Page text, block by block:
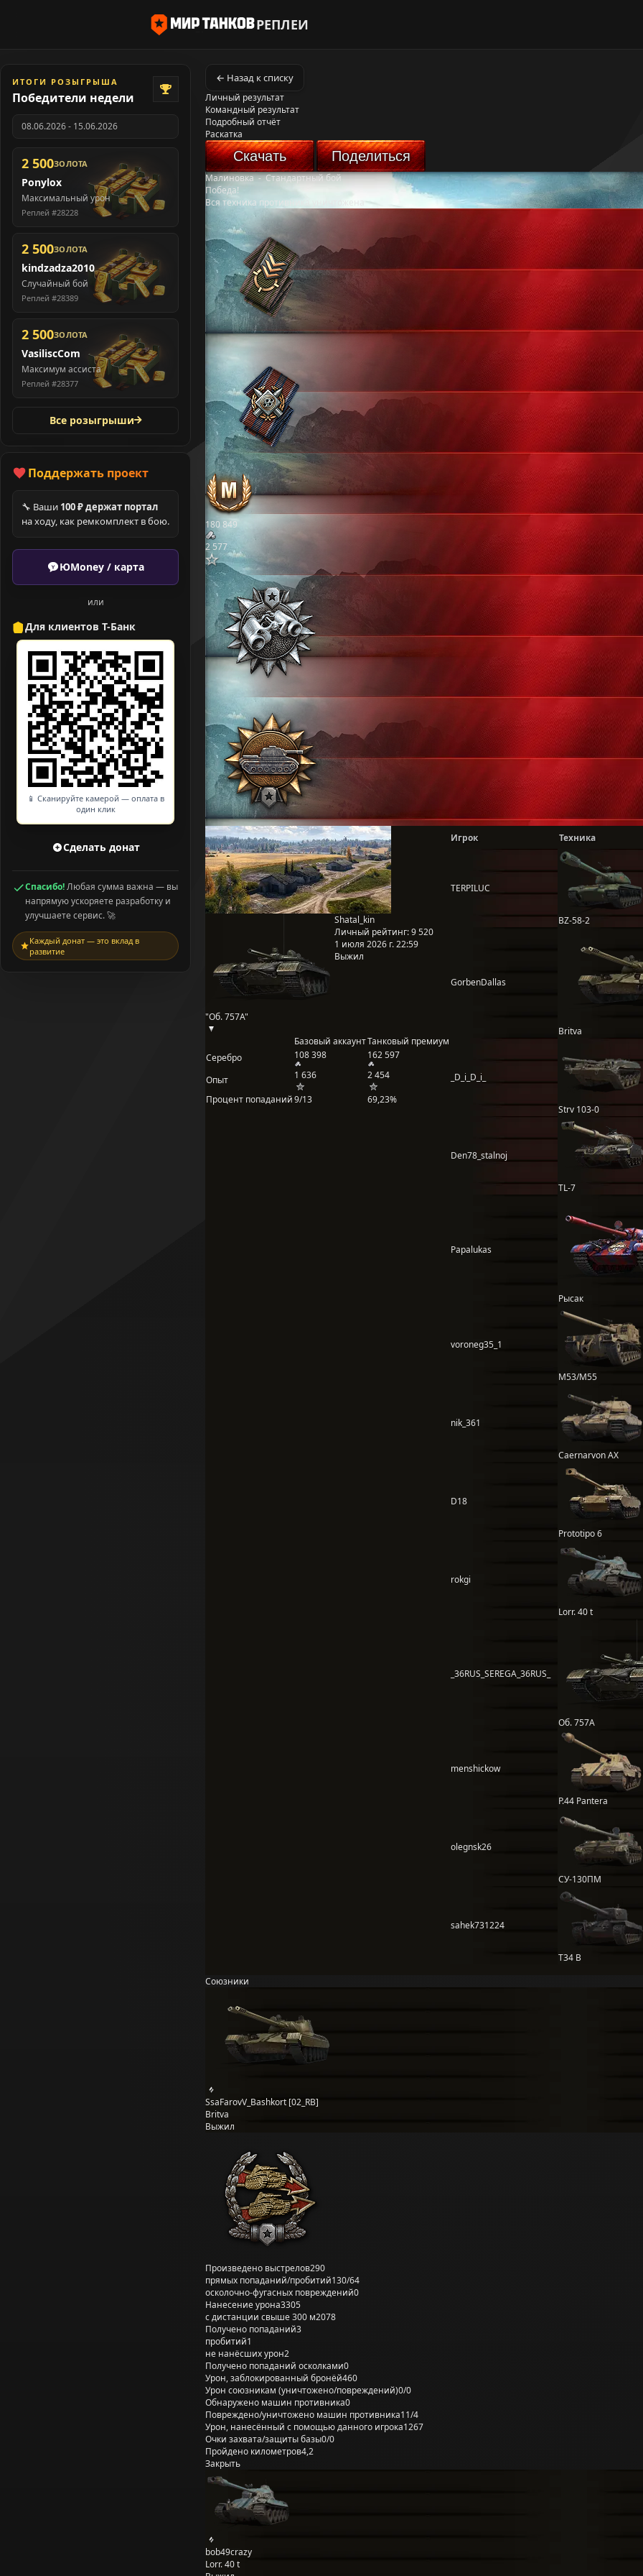
РЕПЛЕИ
ИТОГИ РОЗЫГРЫША
Победители недели
08.06.2026 - 15.06.2026
2 500ЗОЛОТА
Ponylox
Максимальный урон
Реплей #28228
2 500ЗОЛОТА
kindzadza2010
Случайный бой
Реплей #28389
2 500ЗОЛОТА
VasiliscCom
Максимум ассиста
Реплей #28377
Все розыгрыши
Поддержать проект
🔧 Ваши 100 ₽ держат портал
на ходу, как ремкомплект в бою.
ЮMoney / карта
или
Для клиентов Т-Банк
📱 Сканируйте камерой — оплата в
один клик
Сделать донат
Спасибо!Любая сумма важна — вы
напрямую ускоряете разработку и
улучшаете сервис. 🚀
Каждый донат — это вклад в
развитие
← Назад к списку
Личный результат
Командный результат
Подробный отчёт
Раскатка
Скачать Поделиться
Малиновка-Стандартный бой
Победа!
Вся техника противника уничтожена
180 849
2 577
"Об. 757А"
Shatal_kin
Личный рейтинг:9 520
1 июля 2026 г. 22:59
Выжил
Базовый аккаунтТанковый премиум
Серебро
108 398 162 597
Опыт 1 636
2 454
Процент попаданий9/13 69,23%
Игрок Техника
TERPILUC
BZ-58-2
GorbenDallas
Britva
_D_i_D_i_
Strv 103-0
Den78_stalnoj
TL-7
Papalukas
Рысак
voroneg35_1
M53/M55
nik_361
Caernarvon AX
D18
Prototipo 6
rokgi
Lorr. 40 t
_36RUS_SEREGA_36RUS_
Об. 757А
menshickow
P.44 Pantera
olegnsk26
СУ-130ПМ
sahek731224
T34 B
Союзники
SsaFarovV_Bashkort [02_RB]
Britva
Выжил
Произведено выстрелов290
прямых попаданий/пробитий130/64
осколочно-фугасных повреждений0
Нанесение урона3305
с дистанции свыше 300 м2078
Получено попаданий3
пробитий1
не нанёсших урон2
Получено попаданий осколками0
Урон, заблокированный бронёй460
Урон союзникам (уничтожено/повреждений)0/0
Обнаружено машин противника0
Повреждено/уничтожено машин противника11/4
Урон, нанесённый с помощью данного игрока1267
Очки захвата/защиты базы0/0
Пройдено километров4,2
Закрыть
bob49crazy
Lorr. 40 t